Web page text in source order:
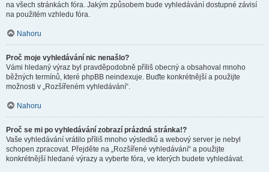
na všech stránkách fóra. Jakým způsobem bude vyhledávání dostupné závisí
na použitém vzhledu fóra.
Nahoru
Proč moje vyhledávání nic nenašlo?
Vámi hledaný výraz byl pravděpodobně příliš obecný a obsahoval mnoho
běžných termínů, které phpBB neindexuje. Buďte konkrétnější a použijte
možnosti v „Rozšířeném vyhledávání“.
Nahoru
Proč se mi po vyhledávání zobrazí prázdná stránka!?
Vaše vyhledávání vrátilo příliš mnoho výsledků a webový server je nebyl
schopen zpracovat. Přejděte na „Rozšířené vyhledávání“ a použijte
konkrétnější hledané výrazy a vyberte fóra, ve kterých budete vyhledávat.